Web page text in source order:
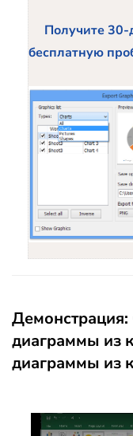
Получите
бесплатную
Демонстрация:
диаграммы из
диаграммы из